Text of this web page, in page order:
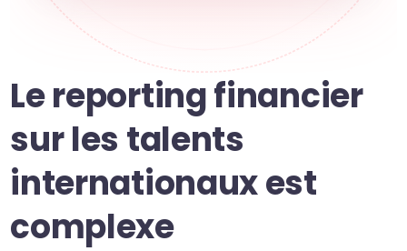
Le reporting financier
sur les talents
internationaux est
complexe